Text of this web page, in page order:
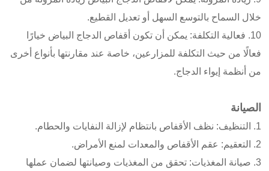
خلال السماح بالتوسع السهل أو تعديل القطيع.
10. فعالية التكلفة: يمكن أن تكون أقفاص الدجاج البياض خيارًا
فعالًا من حيث التكلفة للمزارعين، خاصة عند مقارنتها بأنواع أخرى
من أنظمة إيواء الدجاج.
الصيانة
1. التنظيف: نظف الأقفاص بانتظام لإزالة النفايات والحطام.
2. التعقيم: عقم الأقفاص والمعدات لمنع الأمراض.
3. صيانة المغذيات: تحقق من المغذيات وصيانتها لضمان عملها